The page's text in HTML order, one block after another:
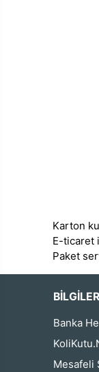
Karton
E-ticaret
Paket
BİLGİLER
Banka
Mesafeli